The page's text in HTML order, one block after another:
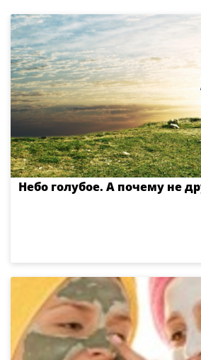
Небо голубое. А почему не